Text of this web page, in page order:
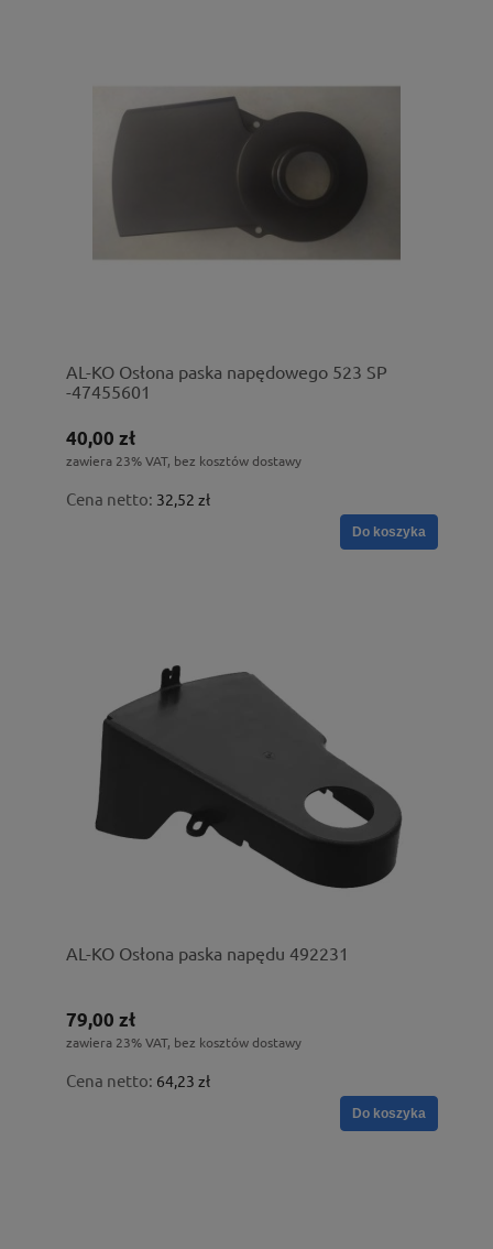
AL-KO Osłona paska napędowego 523 SP
-47455601
40,00 zł
zawiera 23% VAT, bez kosztów dostawy
Cena netto: 32,52 zł
Do koszyka
AL-KO Osłona paska napędu 492231
79,00 zł
zawiera 23% VAT, bez kosztów dostawy
Cena netto: 64,23 zł
Do koszyka